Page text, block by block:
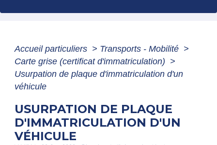
Accueil particuliers > Transports - Mobilité >
Carte grise (certificat d'immatriculation) >
Usurpation de plaque d'immatriculation d'un
véhicule
USURPATION DE PLAQUE
D'IMMATRICULATION D'UN
VÉHICULE